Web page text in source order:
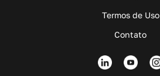
Termos de Uso
Contato